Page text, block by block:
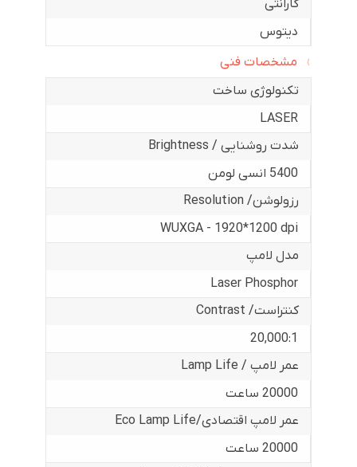
گارانتی
دیتوس
مشخصات فنی
تکنولوژی ساخت
LASER
شدت روشنایی / Brightness
5400 انسی لومن
رزولوشن/ Resolution
WUXGA - 1920*1200 dpi
مدل لامپ
Laser Phosphor
کنتراست/ Contrast
20,000:1
عمر لامپ / Lamp Life
20000 ساعت
عمر لامپ اقتصادی/Eco Lamp Life
20000 ساعت